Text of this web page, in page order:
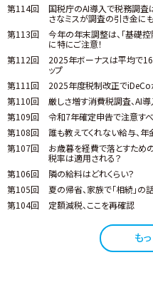
第114回
国税庁のAI導入で税務調査
さなミスが調査の引き金にも
第113回
今年の年末調整は、「基礎控
に特にご注意！
第112回
2025年ボーナスは平均で
ップ
第111回 2025年度税制改正でiDeCo
第110回
厳しさ増す消費税調査、AI
第109回
令和7年確定申告で注意すべ
第108回
誰も教えてくれない給与、
第107回
お歳暮を経費で落とすた
税率は適用される？
第106回 隣の給料はどれくらい？
第105回
夏の帰省、家族で「相続」の
第104回
定額減税、ここを再確認
も